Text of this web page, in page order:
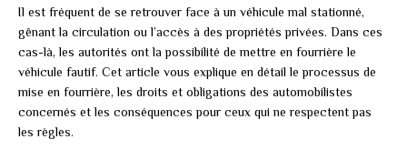
Il est fréquent de se retrouver face à un véhicule mal stationné,
gênant la circulation ou l’accès à des propriétés privées. Dans ces
cas-là, les autorités ont la possibilité de mettre en fourrière le
véhicule fautif. Cet article vous explique en détail le processus de
mise en fourrière, les droits et obligations des automobilistes
concernés et les conséquences pour ceux qui ne respectent pas
les règles.